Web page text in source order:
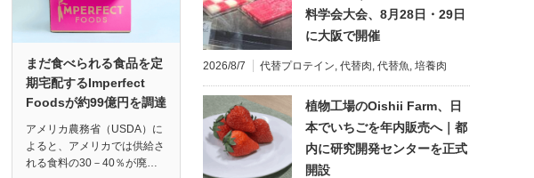
まだ食べられる食品を定
期宅配するImperfect
Foodsが約99億円を調達
アメリカ農務省（USDA）に
よると、アメリカでは供給さ
れる食料の30－40％が廃…
料学会大会、8月28日・29日
に大阪で開催
2026/8/7 代替プロテイン 代替肉 代替魚 培養肉
植物工場のOishii Farm、日
本でいちごを年内販売へ｜都
内に研究開発センターを正式
開設